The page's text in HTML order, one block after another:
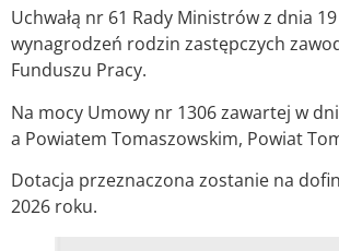
Uchwałą nr 61 Rady Ministrów z dnia
wynagrodzeń rodzin zastępczych
Funduszu Pracy.
Na mocy Umowy nr 1306 zawartej w
a Powiatem Tomaszowskim, Powiat
Dotacja przeznaczona zostanie na
2026 roku.